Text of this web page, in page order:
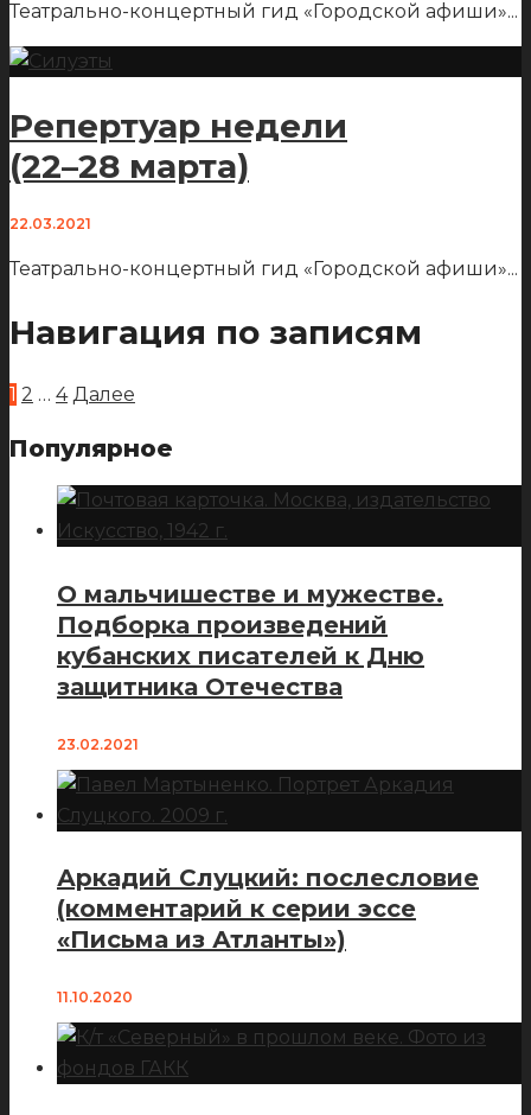
Театрально-концертный гид «Городской афиши»...
Репертуар недели
(22–28 марта)
22.03.2021
Театрально-концертный гид «Городской афиши»...
Навигация по записям
1 2 … 4 Далее
Популярное
О мальчишестве и мужестве.
Подборка произведений
кубанских писателей к Дню
защитника Отечества
23.02.2021
Аркадий Слуцкий: послесловие
(комментарий к серии эссе
«Письма из Атланты»)
11.10.2020